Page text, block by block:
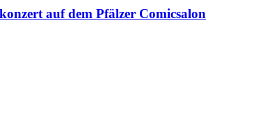
auf dem Pfälzer Comicsalon